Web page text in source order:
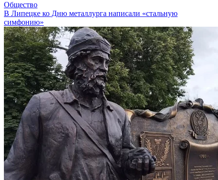
Общество
В Липецке ко Дню металлурга написали «стальную
симфонию»